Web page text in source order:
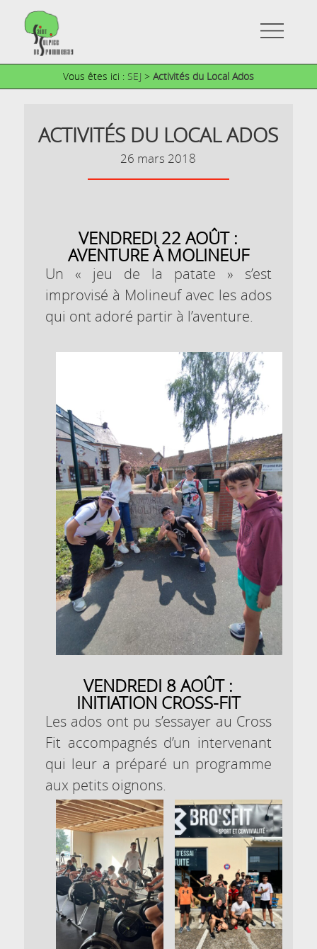
Vous êtes ici : SEJ > Activités du Local Ados
ACTIVITÉS DU LOCAL ADOS
26 mars 2018
VENDREDI 22 AOÛT :
AVENTURE À MOLINEUF
Un « jeu de la patate » s’est
improvisé à Molineuf avec les ados
qui ont adoré partir à l’aventure.
VENDREDI 8 AOÛT :
INITIATION CROSS-FIT
Les ados ont pu s’essayer au Cross
Fit accompagnés d’un intervenant
qui leur a préparé un programme
aux petits oignons.